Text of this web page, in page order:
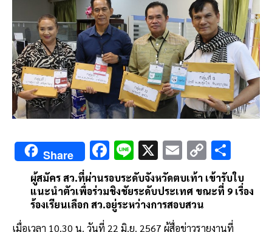
Share F
ac
e
b
Li
n
e
X E
m
ai
l
C
o
py
h
ar
ผู้สมัคร สว.ที่ผ่านรอบระดับจังหวัดตบเท้า เข้ารับใบ
แนะนำตัวเพื่อร่วมชิงชัยระดับประเทศ ขณะที่ 9 เรื่อง
ร้องเรียนเลือก สว.อยู่ระหว่างการสอบสวน
เมื่อเวลา 10.30 น. วันที่ 22 มิ.ย. 2567 ผู้สื่อข่าวรายงานที่